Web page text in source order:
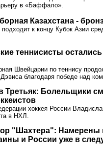
в «Баффало».
Казахстана -
подходит к концу Кубок Азии
теннисисты
Швейцарии по теннису
Дэвиса благодаря победе над
Третьяк: Болельщики
хоккея России
в НХЛ.
"Шахтера": Намерены
и России уже в